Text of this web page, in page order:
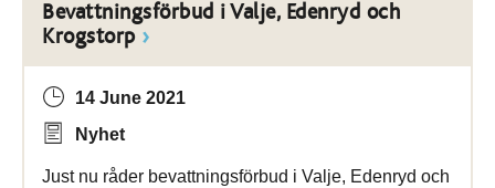
Bevattningsförbud i Valje, Edenryd och
Krogstorp
14 June 2021
Nyhet
Just nu råder bevattningsförbud i Valje, Edenryd och